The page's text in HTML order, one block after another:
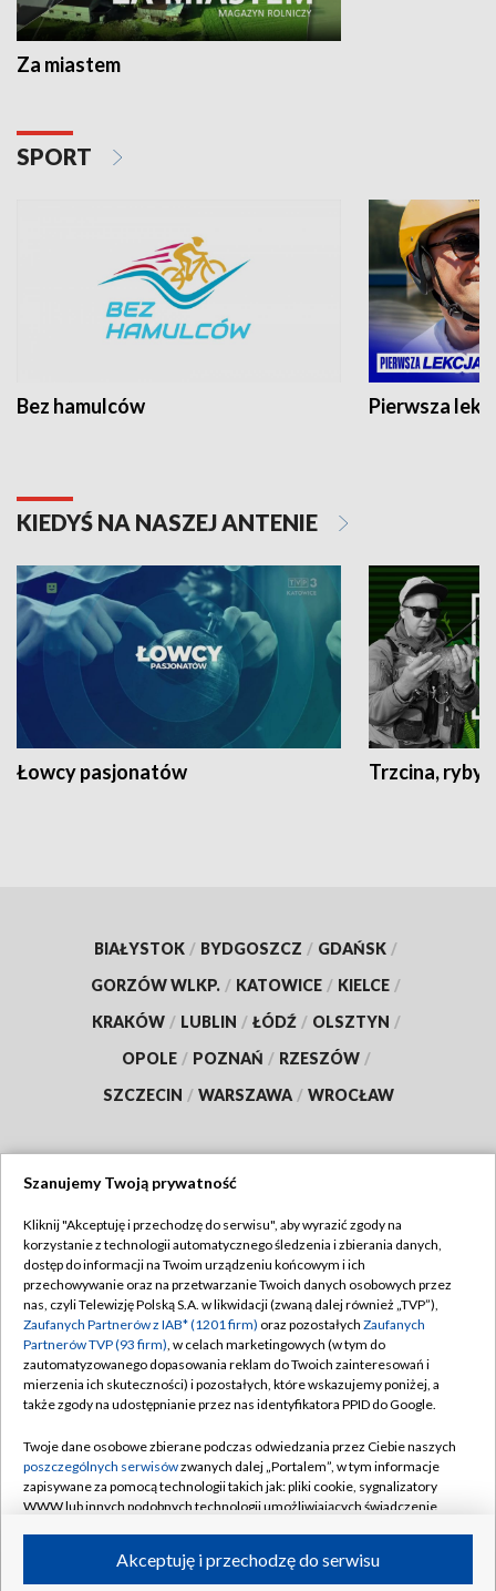
Za miastem
SPORT
Bez hamulców Pierwsza
KIEDYŚ NA NASZEJ ANTENIE
Łowcy pasjonatów Trzcina, ryby
BIAŁYSTOK / BYDGOSZCZ / GDAŃSK /
GORZÓW WLKP. / KATOWICE / KIELCE /
KRAKÓW / LUBLIN / ŁÓDŹ / OLSZTYN /
OPOLE / POZNAŃ / RZESZÓW /
SZCZECIN / WARSZAWA / WROCŁAW
TVP
Abonament TVP
Emisja w TVP
Centrum informacji TVP
Naziemna Telewizja Cyfrowa
Rada Programowa
System NOS
Informacje o nadawcy
Program dla prasy
Regulamin TVP
Polityka prywatności
Moje zgody
Pomoc
Kontakt
Kanały
Szanujemy Twoją prywatność
Kliknij "Akceptuję i przechodzę do serwisu", aby wyrazić zgody na
korzystanie z technologii automatycznego śledzenia i zbierania danych,
dostęp do informacji na Twoim urządzeniu końcowym i ich
przechowywanie oraz na przetwarzanie Twoich danych osobowych przez
nas, czyli Telewizję Polską S.A. w likwidacji (zwaną dalej również „TVP”),
Zaufanych Partnerów z IAB* (1201 firm) oraz pozostałych Zaufanych
Partnerów TVP (93 firm), w celach marketingowych (w tym do
zautomatyzowanego dopasowania reklam do Twoich zainteresowań i
mierzenia ich skuteczności) i pozostałych, które wskazujemy poniżej, a
także zgody na udostępnianie przez nas identyfikatora PPID do Google.
Twoje dane osobowe zbierane podczas odwiedzania przez Ciebie naszych
poszczególnych serwisówzwanych dalej „Portalem”, w tym informacje
zapisywane za pomocą technologii takich jak: pliki cookie, sygnalizatory
WWW lub innych podobnych technologii umożliwiających świadczenie
ruchu w Internecie.Akceptuję i przechodzę do serwisu